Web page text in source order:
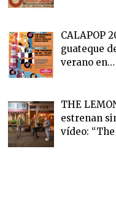
CALAPOP
guateque
verano en…
THE
estrenan
vídeo: